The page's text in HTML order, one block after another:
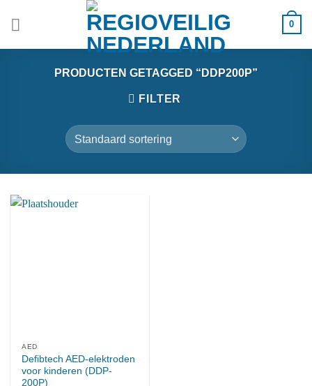
0
PRODUCTEN GETAGGED “DDP200P”
FILTER
AED
Defibtech AED-elektroden
voor kinderen (DDP-
200P)